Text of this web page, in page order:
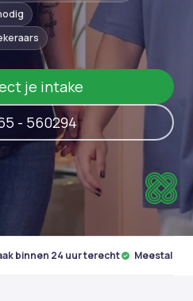
je intake
- 560294
binnen 24 uur terecht Meestal